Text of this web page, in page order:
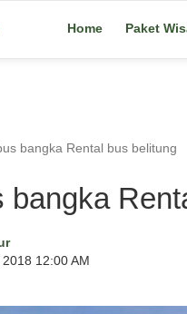
Home Paket
bangka Rental bus belitung
bangka
12:00 AM